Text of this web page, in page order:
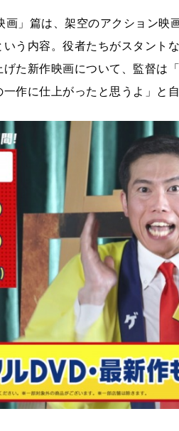
画」篇は、架空のアクション映
う内容。役者たちがスタント
た新作映画について、監督は
作に仕上がったと思うよ」と